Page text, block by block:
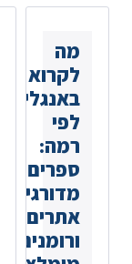
מה
לקרוא
באנגלית
לפי
רמה:
ספרים
מדורגים,
אתרים
ורומנים